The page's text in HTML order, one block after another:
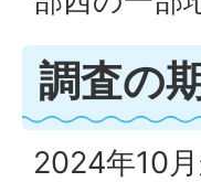
調査の
2024年10